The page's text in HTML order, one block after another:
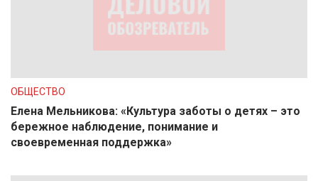
ОБЩЕСТВО
Елена Мельникова: «Культура заботы о детях – это
бережное наблюдение, понимание и
своевременная поддержка»